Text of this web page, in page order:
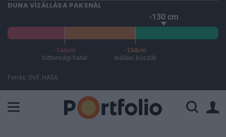
DUNA VÍZÁLLÁSA PAKSNÁL
-130 cm
-144cm
biztonsági határ
-134cm
leállási küszöb
Forrás: OVF, HAEA